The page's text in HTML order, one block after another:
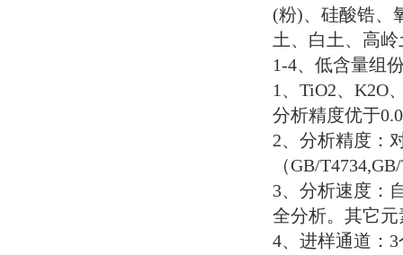
(粉)、硅酸锆、
土、白土、高
1-4、低含量组
1 、 TiO2、 K2O
分析精度优于
2、分析精度：
（GB/
3、分析速度：
全分析。其它
4、进样通道： 3